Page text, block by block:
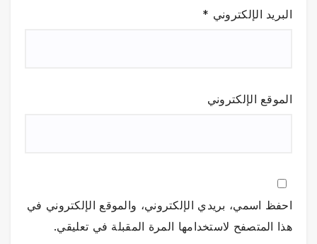
البريد الإلكتروني *
الموقع الإلكتروني
احفظ اسمي، بريدي الإلكتروني، والموقع الإلكتروني في
هذا المتصفح لاستخدامها المرة المقبلة في تعليقي.